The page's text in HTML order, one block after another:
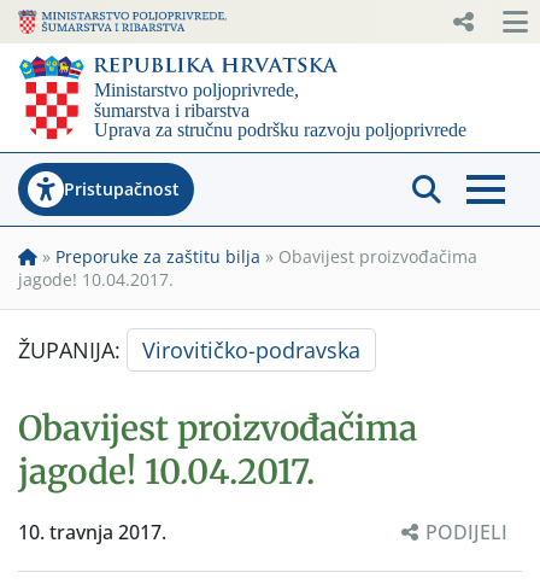
Pristupačnost
» Preporuke za zaštitu bilja » Obavijest proizvođačima
jagode! 10.04.2017.
ŽUPANIJA: Virovitičko-podravska
Obavijest proizvođačima
jagode! 10.04.2017.
10. travnja 2017. PODIJELI